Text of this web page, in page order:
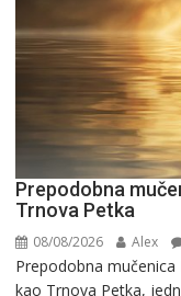
Prepodobna
Trnova Petka
08/08/2026 Alex
Prepodobna
kao Trnova Petka,